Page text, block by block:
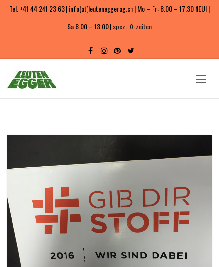
Tel. +41 44 241 23 63 | info(at)leuteneggerag.ch | Mo – Fr: 8.00 – 17.30 NEU! |
Sa 8.00 – 13.00 |spez. Ö-zeiten